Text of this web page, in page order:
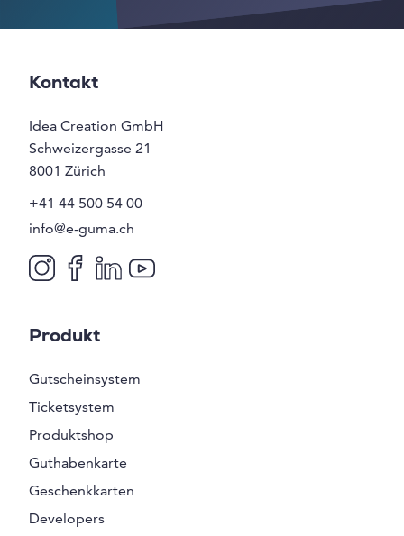
Kontakt
Idea Creation GmbH
Schweizergasse 21
8001 Zürich
+41 44 500 54 00
info@e-guma.ch
Produkt
Gutscheinsystem
Ticketsystem
Produktshop
Guthabenkarte
Geschenkkarten
Developers